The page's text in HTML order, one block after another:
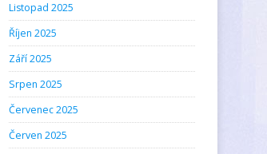
Listopad 2025
Říjen 2025
Září 2025
Srpen 2025
Červenec 2025
Červen 2025